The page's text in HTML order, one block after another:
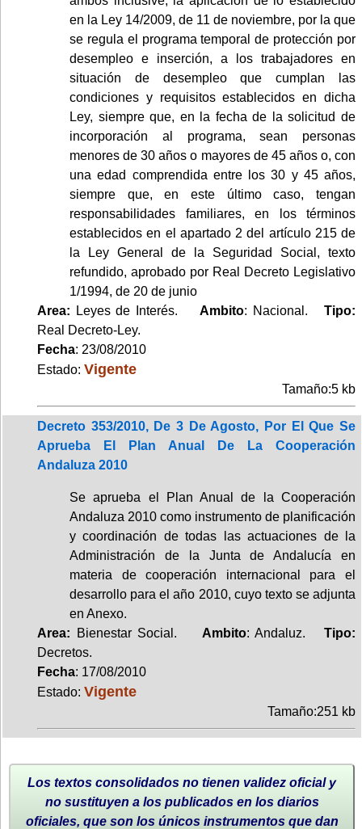
en la Ley 14/2009, de 11 de noviembre, por la que
se regula el programa temporal de protección por
desempleo e inserción, a los trabajadores en
situación de desempleo que cumplan las
condiciones y requisitos establecidos en dicha
Ley, siempre que, en la fecha de la solicitud de
incorporación al programa, sean personas
menores de 30 años o mayores de 45 años o, con
una edad comprendida entre los 30 y 45 años,
siempre que, en este último caso, tengan
responsabilidades familiares, en los términos
establecidos en el apartado 2 del artículo 215 de
la Ley General de la Seguridad Social, texto
refundido, aprobado por Real Decreto Legislativo
1/1994, de 20 de junio
Area: Leyes de Interés.Ambito: Nacional.Tipo:
Real Decreto-Ley.
Fecha: 23/08/2010
Estado: Vigente
Tamaño:5 kb
Decreto 353/2010, De 3 De Agosto, Por El Que Se
Aprueba El Plan Anual De La Cooperación
Andaluza 2010
Se aprueba el Plan Anual de la Cooperación
Andaluza 2010 como instrumento de planificación
y coordinación de todas las actuaciones de la
Administración de la Junta de Andalucía en
materia de cooperación internacional para el
desarrollo para el año 2010, cuyo texto se adjunta
en Anexo.
Area: Bienestar Social. Ambito: Andaluz.Tipo:
Decretos.
Fecha: 17/08/2010
Estado: Vigente
Tamaño:251 kb
Los textos consolidados no tienen validez oficial y
no sustituyen a los publicados en los diarios
oficiales, que son los únicos instrumentos que dan